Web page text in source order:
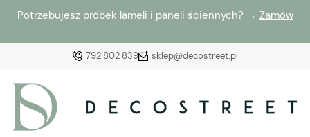
Potrzebujesz próbek lameli i paneli ściennych? → Zamów
792 802 839 sklep@decostreet.pl